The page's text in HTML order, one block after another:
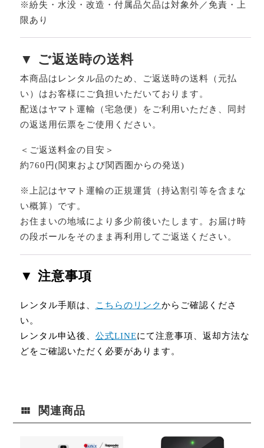
※紛失・水没・改造・付属品欠品は対象外／免責・上
限あり
▼ ご返送時の送料
本商品はレンタル品のため、ご返送時の送料（元払
い）はお客様にご負担いただいております。
配送はヤマト運輸（宅急便）をご利用いただき、同封
の返送用伝票をご使用ください。
＜ご返送料金の目安＞
約760円(関東および関西圏からの発送)
※上記はヤマト運輸の正規運賃（持込割引等を含まな
い概算）です。
お住まいの地域により多少前後いたします。お届け時
の段ボールをそのまま再利用してご返送ください。
▼ 注意事項
レンタル手順は、 こちらのリンクからご確認くださ
い。
レンタル申込後、 公式LINEにて注意事項、返却方法な
どをご確認いただく必要があります。
関連商品